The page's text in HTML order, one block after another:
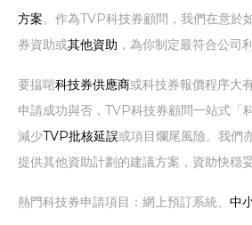
方案。作為TVP科技券顧問，我們在意於
券資助或其他資助 ，為你制定最符合公司
要揾啱科技券供應商或科技券報價程序大
申請成功與否，TVP科技券顧問一站式「
減少TVP批核延誤或項目爛尾風險。我們
提供其他資助計劃的建議方案，資助快穏
熱門科技券申請項目：網上預訂系統、 中